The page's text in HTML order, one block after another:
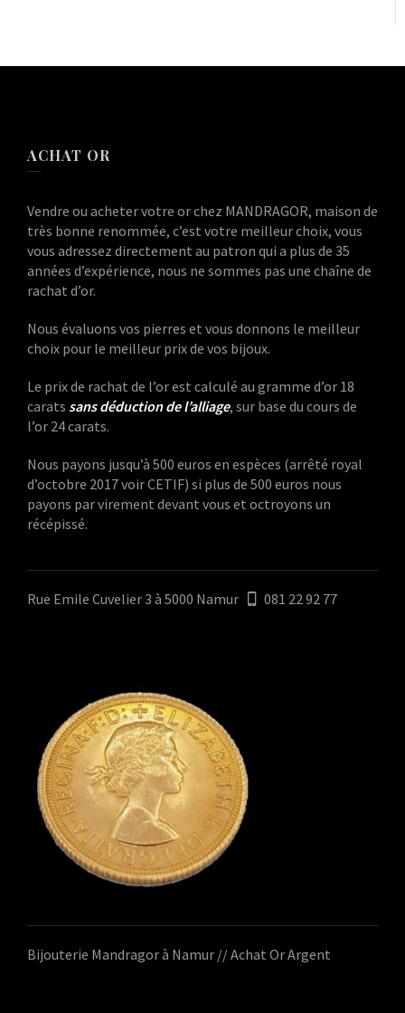
ACHAT OR
Vendre ou acheter votre or chez MANDRAGOR, maison de
très bonne renommée, c’est votre meilleur choix, vous
vous adressez directement au patron qui a plus de 35
années d’expérience, nous ne sommes pas une chaîne de
rachat d’or.
Nous évaluons vos pierres et vous donnons le meilleur
choix pour le meilleur prix de vos bijoux.
Le prix de rachat de l’or est calculé au gramme d’or 18
carats sans déduction de l’alliage, sur base du cours de
l’or 24 carats.
Nous payons jusqu’à 500 euros en espèces (arrêté royal
d’octobre 2017 voir CETIF) si plus de 500 euros nous
payons par virement devant vous et octroyons un
récépissé.
Rue Emile Cuvelier 3 à 5000 Namur 081 22 92 77
Bijouterie Mandragor à Namur // Achat Or Argent